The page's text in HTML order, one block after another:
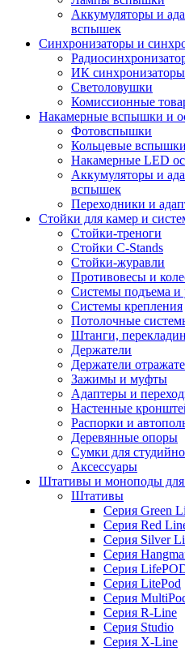
Аккумуляторы и
вспышек
Синхронизаторы и
ИК синхронизаторы
Светоловушки
Комиссионные
Накамерные вспышки и
Фотовспышки
Кольцевые вспышки
Накамерные LED
Аккумуляторы и
вспышек
Переходники и
Стойки для камер и
Стойки-треноги
Стойки C-Stands
Стойки-журавли
Противовесы и
Системы подъема и
Системы крепления
Потолочные
Штанги,
Держатели
Держатели
Зажимы и муфты
Адаптеры и
Настенные
Распорки и
Деревянные опоры
Сумки для
Аксессуары
Штативы и моноподы для
Штативы
Серия Green
Серия Red
Серия Silver
Серия
Серия
Серия LitePod
Серия
Серия R-Line
Серия Studio
Серия X-Line